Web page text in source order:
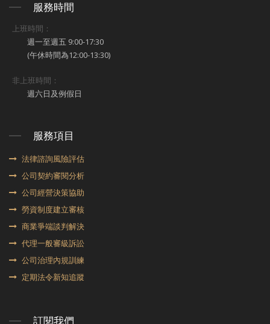
服務時間
上班時間：
週一至週五 9:00-17:30
(午休時間為12:00-13:30)
非上班時間：
週六日及例假日
服務項目
法律諮詢風險評估
公司契約審閱分析
公司經營決策協助
勞資制度建立審核
商業爭端談判解決
代理⼀般審級訴訟
公司治理內規訓練
定期法令新知追蹤
訂閱我們